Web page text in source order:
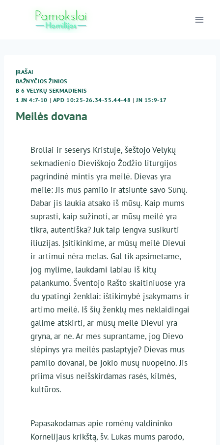
ĮRAŠAI
BAŽNYČIOS ŽINIOS
B 6 VELYKŲ SEKMADIENIS
1 JN 4:7-10 | APD 10:25-26.34-35.44-48 |JN 15:9-17
Meilės dovana
Broliai ir seserys Kristuje, šeštojo Velykų
sekmadienio Dieviškojo Žodžio liturgijos
pagrindinė mintis yra meilė. Dievas yra
meilė: Jis mus pamilo ir atsiuntė savo Sūnų.
Dabar jis laukia atsako iš mūsų. Kaip mums
suprasti, kaip sužinoti, ar mūsų meilė yra
tikra, autentiška? Juk taip lengva susikurti
iliuzijas. Įsitikinkime, ar mūsų meilė Dievui
ir artimui nėra melas. Gal tik apsimetame,
jog mylime, laukdami labiau iš kitų
palankumo. Šventojo Rašto skaitiniuose yra
du ypatingi ženklai: ištikimybė įsakymams ir
artimo meilė. Iš šių ženklų mes neklaidingai
galime atskirti, ar mūsų meilė Dievui yra
gryna, ar ne. Ar mes suprantame, jog Dievo
slėpinys yra meilės paslaptyje? Dievas mus
pamilo dovanai, be jokio mūsų nuopelno. Jis
priima visus neišskirdamas rasės, kilmės,
kultūros.
Papasakodamas apie romėnų valdininko
Kornelijaus krikštą, šv. Lukas mums parodo,